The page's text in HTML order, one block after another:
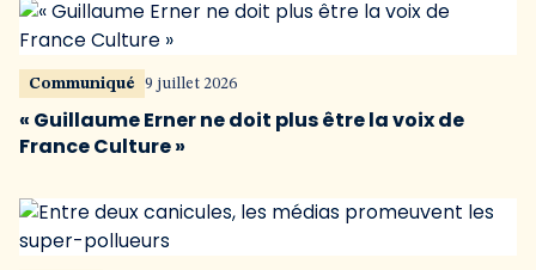
Communiqué 9 juillet 2026
« Guillaume Erner ne doit plus être la voix de
France Culture »